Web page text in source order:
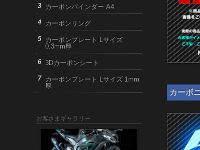
カーボ
カーボンバインダー A4
カーボンリング
カーボンプレート Lサイズ
0.3mm厚
3Dカーボンシート
カーボンプレート Lサイズ 1mm
厚
お客さまギャラリー